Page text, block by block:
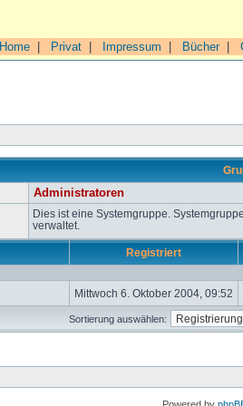
Home Privat Impressum Bücher|
Administratoren
Dies ist eine Systemgruppe.
verwaltet.
Registriert
Mittwoch 6. Oktober 2004, 09:52
Sortierung auswählen: